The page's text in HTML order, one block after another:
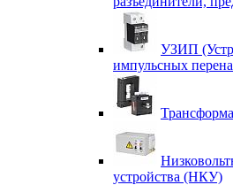
УЗИП
импульсных
устройства (НКУ)